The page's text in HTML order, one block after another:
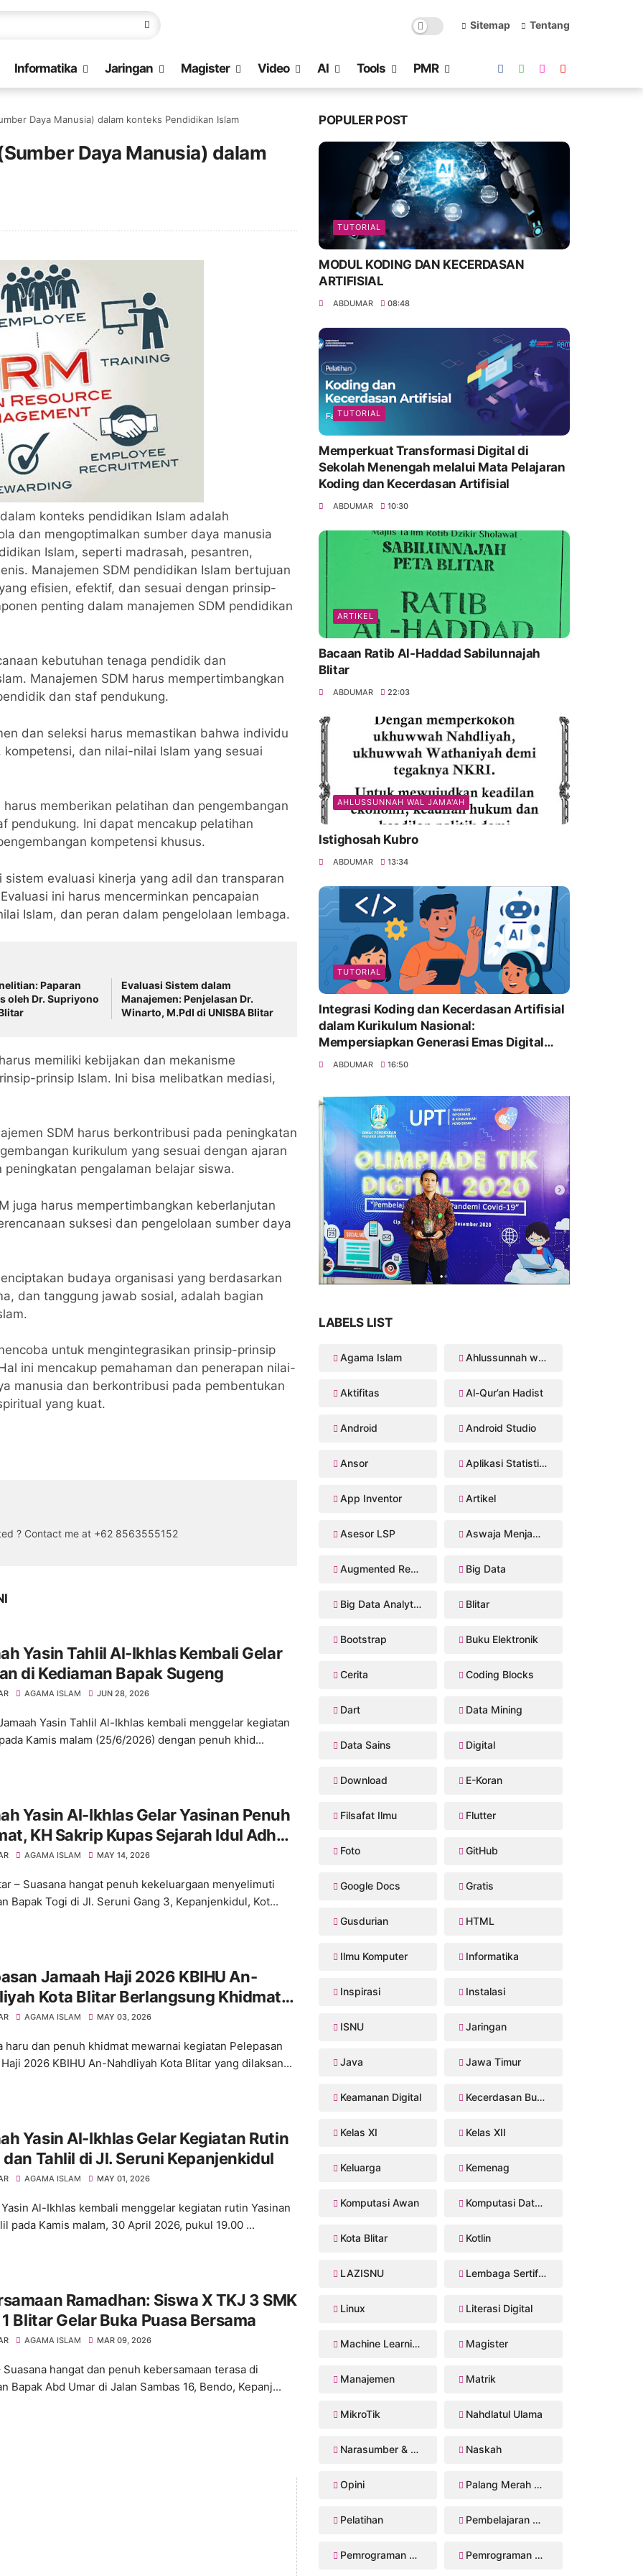
Sitemap Tentang
Informatika Jaringan Magister Video AI Tools PMR
Daya Manusia) dalam konteks Pendidikan Islam
Daya Manusia) dalam
konteks pendidikan Islam adalah
dan mengoptimalkan sumber daya manusia
Islam, seperti madrasah, pesantren,
Manajemen SDM pendidikan Islam bertujuan
efisien, efektif, dan sesuai dengan prinsip-
penting dalam manajemen SDM pendidikan
kebutuhan tenaga pendidik dan
Manajemen SDM harus mempertimbangkan
dan staf pendukung.
dan seleksi harus memastikan bahwa individu
dan nilai-nilai Islam yang sesuai
harus memberikan pelatihan dan pengembangan
pendukung. Ini dapat mencakup pelatihan
kompetensi khusus.
sistem evaluasi kinerja yang adil dan transparan
ini harus mencerminkan pencapaian
Islam, dan peran dalam pengelolaan lembaga.
Paparan
oleh Dr. Supriyono
Evaluasi Sistem dalam
Manajemen: Penjelasan Dr.
Winarto, M.PdI di UNISBA Blitar
memiliki kebijakan dan mekanisme
prinsip Islam. Ini bisa melibatkan mediasi,
SDM harus berkontribusi pada peningkatan
kurikulum yang sesuai dengan ajaran
pengalaman belajar siswa.
juga harus mempertimbangkan keberlanjutan
suksesi dan pengelolaan sumber daya
budaya organisasi yang berdasarkan
dan tanggung jawab sosial, adalah bagian
untuk mengintegrasikan prinsip-prinsip
ini mencakup pemahaman dan penerapan nilai-
manusia dan berkontribusi pada pembentukan
yang kuat.
? Contact me at +62 8563555152
Yasin Tahlil Al-Ikhlas Kembali Gelar
di Kediaman Bapak Sugeng
AGAMA ISLAM JUN 28, 2026
Yasin Tahlil Al-Ikhlas kembali menggelar kegiatan
Kamis malam (25/6/2026) dengan penuh khid...
Yasin Al-Ikhlas Gelar Yasinan Penuh
KH Sakrip Kupas Sejarah Idul Adha
Hati
AGAMA ISLAM MAY 14, 2026
– Suasana hangat penuh kekeluargaan menyelimuti
Bapak Togi di Jl. Seruni Gang 3, Kepanjenkidul, Kot...
Jamaah Haji 2026 KBIHU An-
Kota Blitar Berlangsung Khidmat,
Siap Menuju Tanah Suci
AGAMA ISLAM MAY 03, 2026
haru dan penuh khidmat mewarnai kegiatan Pelepasan
2026 KBIHU An-Nahdliyah Kota Blitar yang dilaksan...
Yasin Al-Ikhlas Gelar Kegiatan Rutin
dan Tahlil di Jl. Seruni Kepanjenkidul
AGAMA ISLAM MAY 01, 2026
Al-Ikhlas kembali menggelar kegiatan rutin Yasinan
pada Kamis malam, 30 April 2026, pukul 19.00 ...
Ramadhan: Siswa X TKJ 3 SMK
Blitar Gelar Buka Puasa Bersama
AGAMA ISLAM MAR 09, 2026
Suasana hangat dan penuh kebersamaan terasa di
Bapak Abd Umar di Jalan Sambas 16, Bendo, Kepanj...
POPULER POST
TUTORIAL
MODUL KODING DAN KECERDASAN
ARTIFISIAL
ABDUMAR 08:48
TUTORIAL
Memperkuat Transformasi Digital di
Sekolah Menengah melalui Mata Pelajaran
Koding dan Kecerdasan Artifisial
ABDUMAR 10:30
ARTIKEL
Bacaan Ratib Al-Haddad Sabilunnajah
Blitar
ABDUMAR 22:03
AHLUSSUNNAH WAL JAMA'AH
Istighosah Kubro
ABDUMAR 13:34
TUTORIAL
Integrasi Koding dan Kecerdasan Artifisial
dalam Kurikulum Nasional:
Mempersiapkan Generasi Emas Digital
Indonesia
ABDUMAR 16:50
LABELS LIST
Agama Islam Ahlussunnah wal Jama'ah
Aktifitas Al-Qur’an Hadist
Android Android Studio
Ansor Aplikasi Statistika Bayesian
App Inventor Artikel
Asesor LSP Aswaja Menjawab
Augmented Reality Big Data
Big Data Analytics Blitar
Bootstrap Buku Elektronik
Cerita Coding Blocks
Dart Data Mining
Data Sains Digital
Download E-Koran
Filsafat Ilmu Flutter
Foto GitHub
Google Docs Gratis
Gusdurian HTML
Ilmu Komputer Informatika
Inspirasi Instalasi
ISNU Jaringan
Java Jawa Timur
Keamanan Digital Kecerdasan Buatan
Kelas XI Kelas XII
Keluarga Kemenag
Komputasi Awan Komputasi Data Sains
Kota Blitar Kotlin
LAZISNU Lembaga Sertifikasi Profesi
Linux Literasi Digital
Machine Learning Magister
Manajemen Matrik
MikroTik Nahdlatul Ulama
Narasumber & Trainer Naskah
Opini Palang Merah Remaja
Pelatihan Pembelajaran Mendalam
Pemrograman Perangkat Bergerak Pemrograman Web